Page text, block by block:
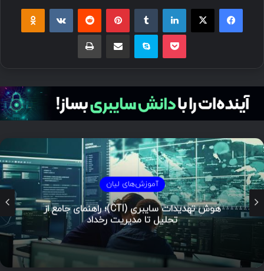
فیسبوک ایکس لینکداین پینتریست
پاکت اسکایپ چاپ
آموزش‌های لیان
هوش تهدیدات سایبری (CTI)؛ راهنمای جامع از
تحلیل تا مدیریت رخداد